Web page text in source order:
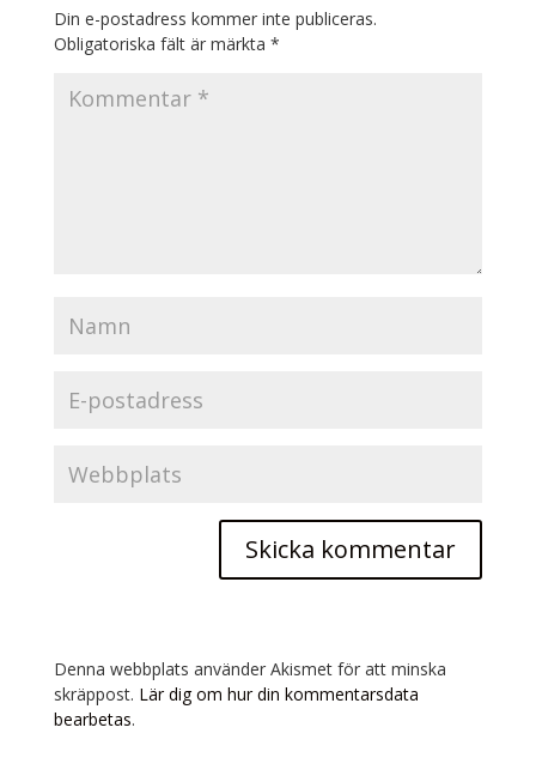
Din e-postadress kommer inte publiceras.
Obligatoriska fält är märkta *
Denna webbplats använder Akismet för att minska
skräppost. Lär dig om hur din kommentarsdata
bearbetas.